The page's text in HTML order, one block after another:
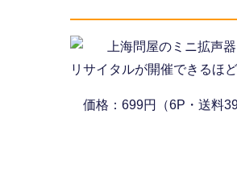
上海問屋のミニ拡声器
リサイタルが開催できるほ
価格：699円（6P・送料